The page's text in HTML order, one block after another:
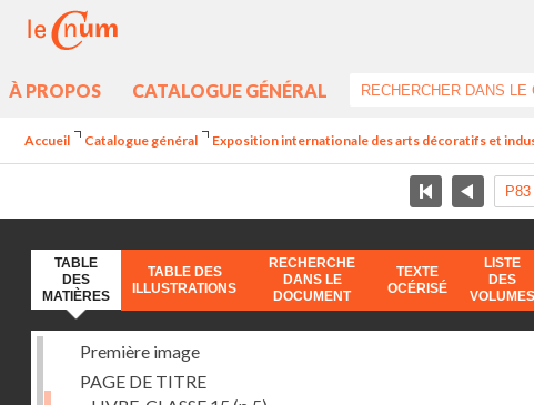
À PROPOS CATALOGUE GÉNÉRAL
Accueil Catalogue général Exposition internationale des arts décoratifs et
TABLE
DES
MATIÈRES
TABLE DES
ILLUSTRATIONS
RECHERCHE
DANS LE
DOCUMENT
TEXTE
OCÉRISÉ
LISTE
DES
VOLUMES
Première image
PAGE DE TITRE